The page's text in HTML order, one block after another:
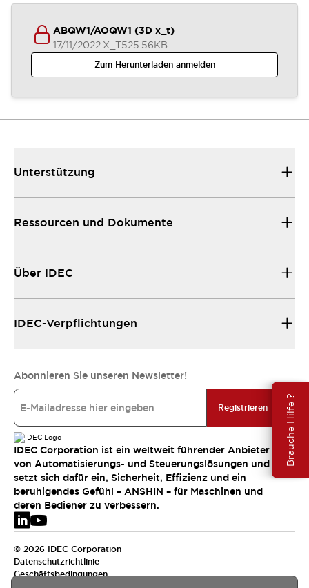
Brauche Hilfe ?
ABQW1/AOQW1 (3D x_t)
17/11/2022.X_T525.56KB
Zum Herunterladen anmelden
Unterstützung
Ressourcen und Dokumente
Über IDEC
IDEC-Verpflichtungen
Abonnieren Sie unseren Newsletter!
Registrieren
IDEC Corporation ist ein weltweit führender Anbieter
von Automatisierungs- und Steuerungslösungen und
setzt sich dafür ein, Sicherheit, Effizienz und ein
beruhigendes Gefühl – ANSHIN – für Maschinen und
deren Bediener zu verbessern.
© 2026 IDEC Corporation
Datenschutzrichtlinie
Geschäftsbedingungen